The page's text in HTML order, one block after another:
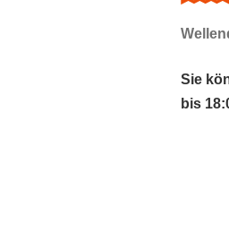
Sie
bis